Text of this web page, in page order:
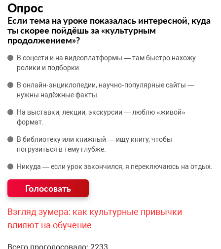
Опрос
Если тема на уроке показалась интересной, куда
ты скорее пойдёшь за «культурным
продолжением»?
В соцсети и на видеоплатформы — там быстро нахожу
ролики и подборки.
В онлайн‑энциклопедии, научно‑популярные сайты —
нужны надёжные факты.
На выставки, лекции, экскурсии — люблю «живой»
формат.
В библиотеку или книжный — ищу книгу, чтобы
погрузиться в тему глубже.
Никуда — если урок закончился, я переключаюсь на отдых.
Взгляд зумера: как культурные привычки
влияют на обучение